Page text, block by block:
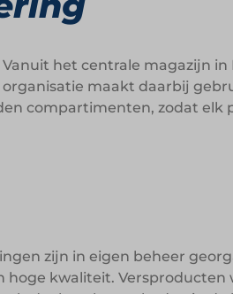
het centrale magazijn in
maakt daarbij
compartimenten, zodat elk
zijn in eigen beheer
hoge kwaliteit. Versproducten